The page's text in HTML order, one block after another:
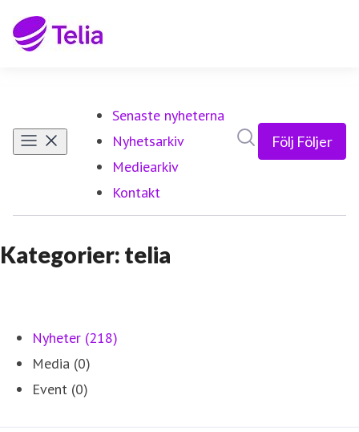
Senaste nyheterna
Nyhetsarkiv
Mediearkiv
Kontakt
Följ Följer
Kategorier: telia
Nyheter (218)
Media (0)
Event (0)